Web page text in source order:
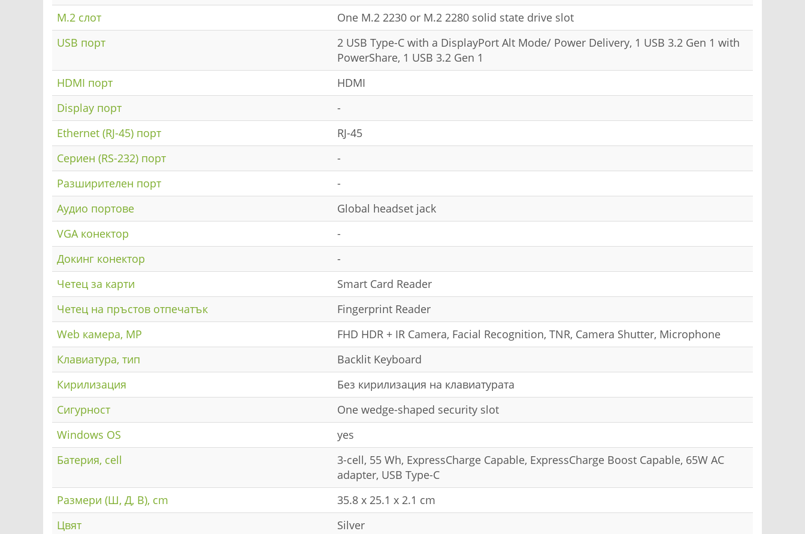
M.2 слот
One M.2 2230 or M.2 2280 solid state drive slot
USB порт
2 USB Type-C with a DisplayPort Alt Mode/ Power Delivery, 1 USB 3.2 Gen 1 with
PowerShare, 1 USB 3.2 Gen 1
HDMI порт
HDMI
Display порт
-
Ethernet (RJ-45) порт
RJ-45
Сериен (RS-232) порт
-
Разширителен порт
-
Аудио портове
Global headset jack
VGA конектор
-
Докинг конектор
-
Четец за карти
Smart Card Reader
Четец на пръстов отпечатък
Fingerprint Reader
Web камера, MP
FHD HDR + IR Camera, Facial Recognition, TNR, Camera Shutter, Microphone
Клавиатура, тип
Backlit Keyboard
Кирилизация
Без кирилизация на клавиатурата
Сигурност
One wedge-shaped security slot
Windows OS
yes
Батерия, cell
3-cell, 55 Wh, ExpressCharge Capable, ExpressCharge Boost Capable, 65W AC
adapter, USB Type-C
Размери (Ш, Д, В), cm
35.8 x 25.1 x 2.1 cm
Цвят
Silver